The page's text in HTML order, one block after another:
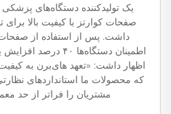
یک تولیدکننده دستگاه‌های پزشکی
صفحات کوارتز با کیفیت بالا
داشت. پس از استفاده از صفحات
اطمینان دستگاه‌ها
اظهار داشت: «تعهد های‌برن به
که محصولات ما استانداردهای
مشتریان را فراتر از حد